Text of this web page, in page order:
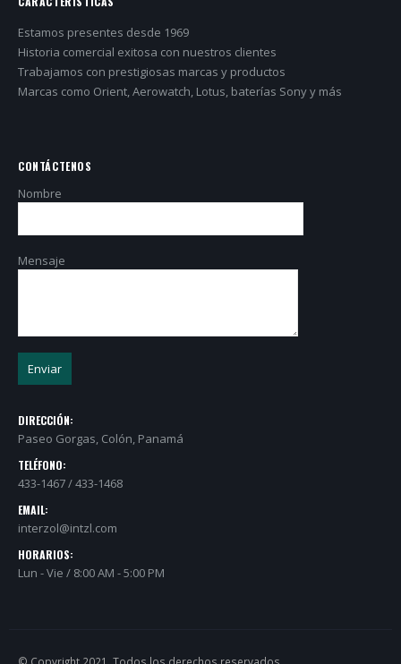
Estamos presentes desde 1969
Historia comercial exitosa con nuestros clientes
Trabajamos con prestigiosas marcas y productos
Marcas como Orient, Aerowatch, Lotus, baterías Sony y más
CONTÁCTENOS
Nombre
Mensaje
DIRECCIÓN:
Paseo Gorgas, Colón, Panamá
TELÉFONO:
433-1467 / 433-1468
EMAIL:
interzol@intzl.com
HORARIOS:
Lun - Vie / 8:00 AM - 5:00 PM